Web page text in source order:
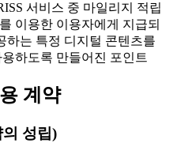
서비스 중 마일리지 적립
이용한 이용자에게 지급되
하는 특정 디지털 콘텐츠를
하도록 만들어진 포인트
계약
성립)